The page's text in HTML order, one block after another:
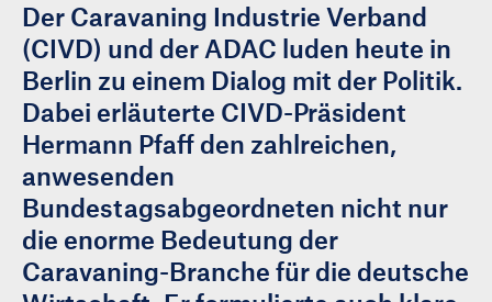
Der Caravaning Industrie Verband
(CIVD) und der ADAC luden heute in
Berlin zu einem Dialog mit der Politik.
Dabei erläuterte CIVD-Präsident
Hermann Pfaff den zahlreichen,
anwesenden
Bundestagsabgeordneten nicht nur
die enorme Bedeutung der
Caravaning-Branche für die deutsche